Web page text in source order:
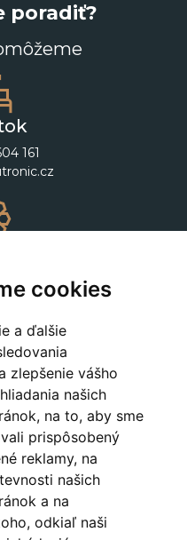
cookies
a ďalšie
zlepšenie vášho
našich
na to, aby sme
prispôsobený
reklamy, na
našich
a na
odkiaľ naši
poradiť?
161
182
sa dovozom a
aj štýlového